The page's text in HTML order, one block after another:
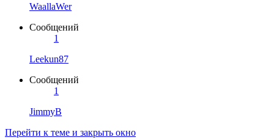
WaallaWer
Сообщений
1
Leekun87
Сообщений
1
JimmyB
Перейти к теме и закрыть окно